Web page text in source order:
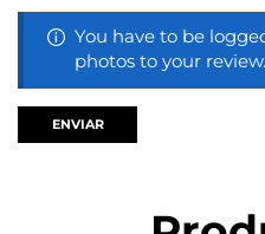
You have to be
photos to your review.